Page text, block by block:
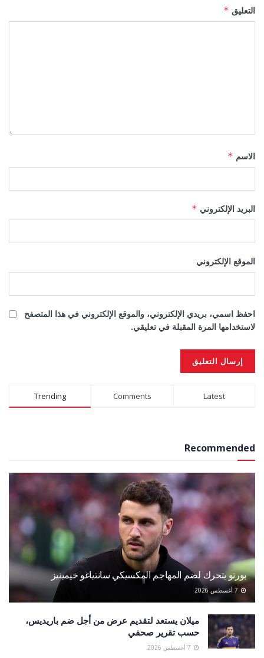
التعليق *
الاسم *
البريد الإلكتروني *
الموقع الإلكتروني
احفظ اسمي، بريدي الإلكتروني، والموقع الإلكتروني في هذا المتصفح
لاستخدامها المرة المقبلة في تعليقي.
Alternative:
Trending Comments Latest
Recommended
بورتو يتحرك لضم المهاجم المكسيكي سانتياغو خيمينيز
ميلان يستعد لتقديم عرض من أجل ضم باريديس،
حسب تقرير صحفي